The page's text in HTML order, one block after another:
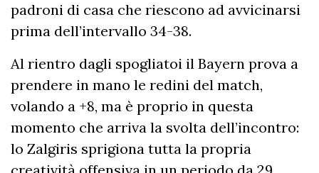
padroni di casa che riescono ad avvicinarsi
prima dell’intervallo 34-38.
Al rientro dagli spogliatoi il Bayern prova a
prendere in mano le redini del match,
volando a +8, ma è proprio in questa
momento che arriva la svolta dell’incontro:
lo Zalgiris sprigiona tutta la propria